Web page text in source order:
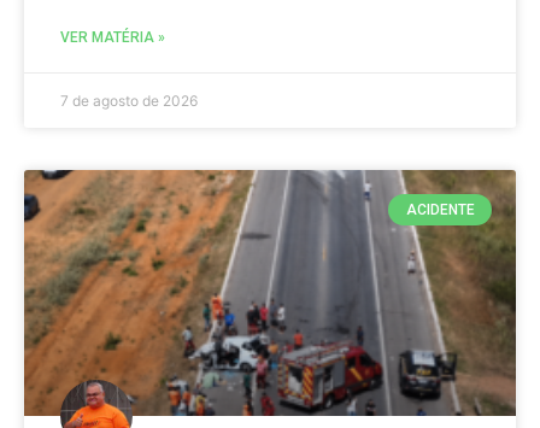
VER MATÉRIA »
7 de agosto de 2026
ACIDENTE